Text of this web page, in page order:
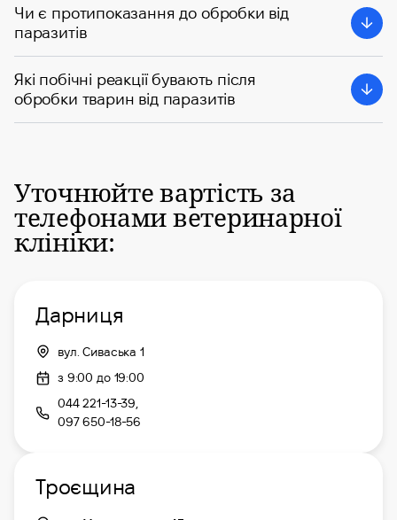
Чи є протипоказання до обробки від
паразитів
Які побічні реакції бувають після
обробки тварин від паразитів
Уточнюйте вартість за
телефонами ветеринарної
клініки:
Дарниця
вул. Сиваська 1
з 9:00 до 19:00
044 221-13-39,
097 650-18-56
Троєщина